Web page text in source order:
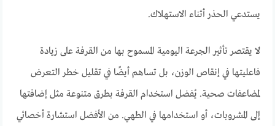
يستدعي الحذر أثناء الاستهلاك.
لا يقتصر تأثير الجرعة اليومية المسموح بها من القرفة على زيادة
فاعليتها في إنقاص الوزن، بل تساهم أيضًا في تقليل خطر التعرض
لمضاعفات صحية. يُفضل استخدام القرفة بطرق متنوعة مثل إضافتها
إلى المشروبات، أو استخدامها في الطهي. من الأفضل استشارة أخصائي